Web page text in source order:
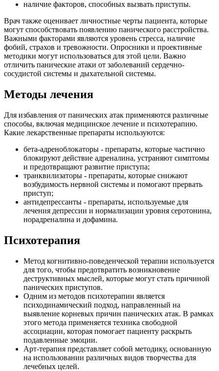
наличие факторов, способных вызвать приступы.
Врач также оценивает личностные черты пациента, которые
могут способствовать появлению панического расстройства.
Важными факторами являются уровень стресса, наличие
фобий, страхов и тревожности. Опросники и проективные
методики могут использоваться для этой цели. Важно
отличить панические атаки от заболеваний сердечно-
сосудистой системы и дыхательной системы.
Методы лечения
Для избавления от панических атак применяются различные
способы, включая медицинское лечение и психотерапию.
Какие лекарственные препараты используются:
бета-адреноблокаторы - препараты, которые частично
блокируют действие адреналина, устраняют симптомы
и предотвращают развитие приступа;
транквилизаторы - препараты, которые снижают
возбудимость нервной системы и помогают прервать
приступ;
антидепрессанты - препараты, используемые для
лечения депрессии и нормализации уровня серотонина,
норадреналина и дофамина.
Психотерапия
Метод когнитивно-поведенческой терапии используется
для того, чтобы предотвратить возникновение
деструктивных мыслей, которые могут стать причиной
панических приступов.
Одним из методов психотерапии является
психодинамический подход, направленный на
выявление корневых причин панических атак. В рамках
этого метода применяется техника свободной
ассоциации, которая помогает пациенту раскрыть
подавленные эмоции.
Арт-терапия представляет собой методику, основанную
на использовании различных видов творчества для
лечебных целей.